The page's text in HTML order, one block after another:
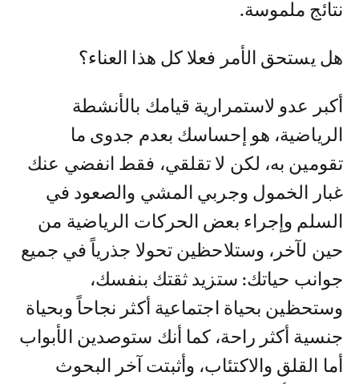
نتائج ملموسة.
هل يستحق الأمر فعلا كل هذا العناء؟
أكبر عدو لاستمرارية قيامك بالأنشطة
الرياضية، هو إحساسك بعدم جدوى ما
تقومين به، لكن لا تقلقي، فقط انفضي عنك
غبار الخمول وجربي المشي والصعود في
السلم وإجراء بعض الحركات الرياضية من
حين لآخر، وستلاحظين تحولا جذرياً في جميع
جوانب حياتك: ستزيد ثقتك بنفسك،
وستحظين بحياة اجتماعية أكثر نجاحاً وبحياة
جنسية أكثر راحة، كما أنك ستوصدين الأبواب
أما القلق والاكتئاب، وأثبتت آخر البحوث